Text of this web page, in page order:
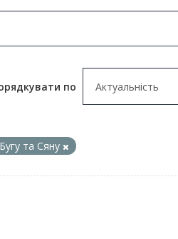
по
та Сяну